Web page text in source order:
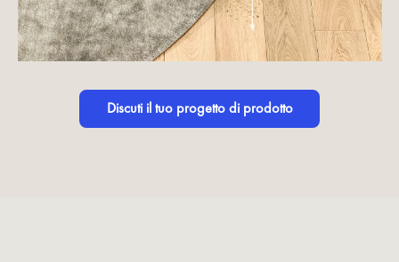
Discuti il tuo progetto di prodotto